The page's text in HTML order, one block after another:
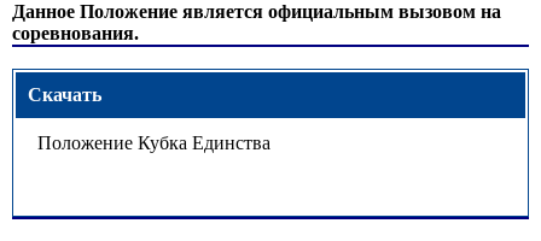
Данное Положение является официальным вызовом на
соревнования.
Скачать
Положение Кубка Единства